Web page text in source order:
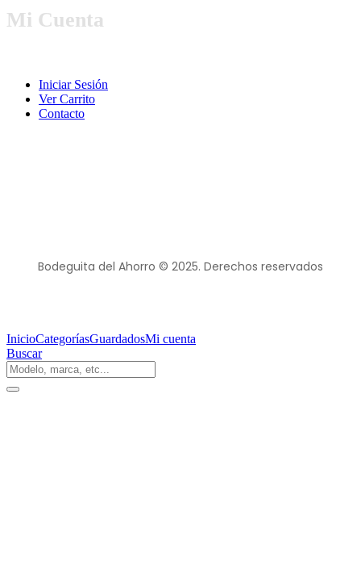
Mi Cuenta
Iniciar Sesión
Ver Carrito
Contacto
Bodeguita del Ahorro © 2025. Derechos reservados
InicioCategoríasGuardadosMi cuenta
Buscar